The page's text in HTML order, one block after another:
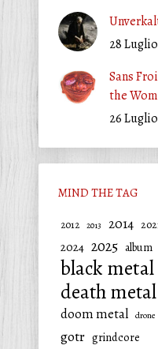
28
Sans
the
26
MIND THE TAG
2012 2013 2014
2024 2025 album
black metal
death metal
doom metal drone
gotr grindcore